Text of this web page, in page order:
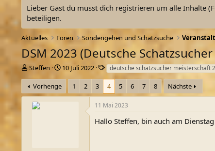
Lieber Gast du musst dich registrieren um alle Inhalte
beteiligen.
Aktuelles Foren Sondengehen und Schatzsuche
DSM 2023 (Deutsche
E
s
t
Steffen
E
s
t
10 Juli 2022
S
c
h
l
a
g
w
deutsche schatzsucher meisterschaft
Vorherige 1 2 3 4 5 6 7 8 Nächste
11 Mai 2023
Hallo Steffen, bin auch am